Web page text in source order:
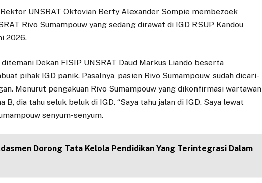
Rektor UNSRAT Oktovian Berty Alexander Sompie membezoek
Rivo Sumampouw yang sedang dirawat di IGD RSUP Kandou
2026.
Dekan FISIP UNSRAT Daud Markus Liando beserta
pihak IGD panik. Pasalnya, pasien Rivo Sumampouw, sudah dicari-
Menurut pengakuan Rivo Sumampouw yang dikonfirmasi wartawan
B, dia tahu seluk beluk di IGD. “Saya tahu jalan di IGD. Saya lewat
senyum-senyum.
Dorong Tata Kelola Pendidikan Yang Terintegrasi Dalam